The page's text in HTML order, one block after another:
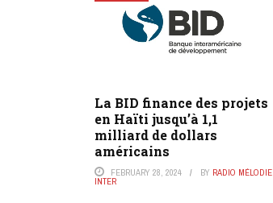
La BID finance des projets
en Haïti jusqu’à 1,1
milliard de dollars
américains
FEBRUARY 28, 2024 BY RADIO MÉLODIE
INTER